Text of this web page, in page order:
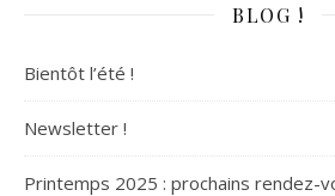
BLOG !
Bientôt l’été !
Newsletter !
Printemps 2025 : prochains rendez-